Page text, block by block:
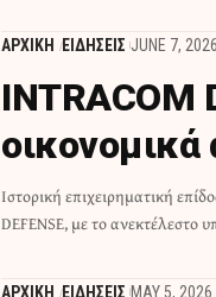
ΑΡΧΙΚΗ ΕΙΔΗΣΕΙΣ JUNE 7, 2026
INTRACOM
Ιστορική επιχειρηματική
DEFENSE, με το ανεκτέλεστο
ΑΡΧΙΚΗ ΕΙΔΗΣΕΙΣ MAY 5, 2026